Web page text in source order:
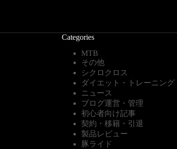
Categories
MTB
その他
シクロクロス
ダイエット・トレーニング
ニュース
ブログ運営・管理
初心者向け記事
契約・移籍・引退
製品レビュー
豚ライド